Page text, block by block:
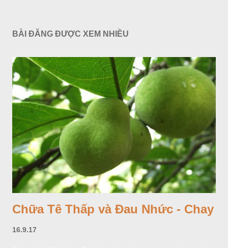
BÀI ĐĂNG ĐƯỢC XEM NHIỀU
Chữa Tê Thấp và Đau Nhức - Chay
16.9.17